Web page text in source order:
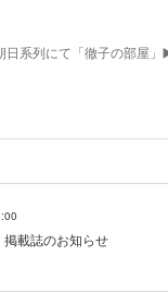
系列にて「徹子の部屋
掲載誌のお知らせ